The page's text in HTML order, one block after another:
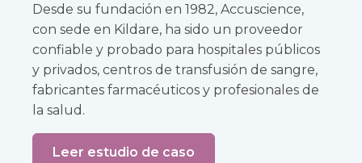
Desde su fundación en 1982, Accuscience,
con sede en Kildare, ha sido un proveedor
confiable y probado para hospitales públicos
y privados, centros de transfusión de sangre,
fabricantes farmacéuticos y profesionales de
la salud.
Leer estudio de caso